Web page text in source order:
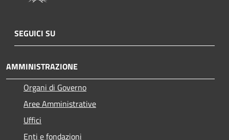
SEGUICI SU
AMMINISTRAZIONE
Organi di Governo
Aree Amministrative
Uffici
Enti e fondazioni